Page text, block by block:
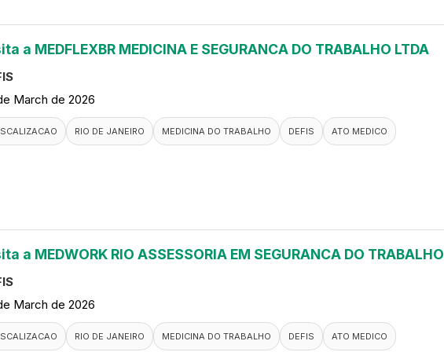
a MEDFLEXBR MEDICINA E SEGURANCA DO TRABALHO LTDA
March de 2026
RIO DE JANEIRO MEDICINA DO TRABALHO DEFIS ATO MEDICO
a MEDWORK RIO ASSESSORIA EM SEGURANCA DO TRABALHO
March de 2026
RIO DE JANEIRO MEDICINA DO TRABALHO DEFIS ATO MEDICO